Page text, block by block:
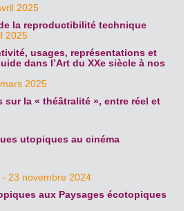
2025
de la reproductibilité technique
2025
usages, représentations et
dans l’Art du XXe siècle à nos
2025
sur la « théâtralité », entre réel et
utopiques au cinéma
23 novembre 2024
aux Paysages écotopiques